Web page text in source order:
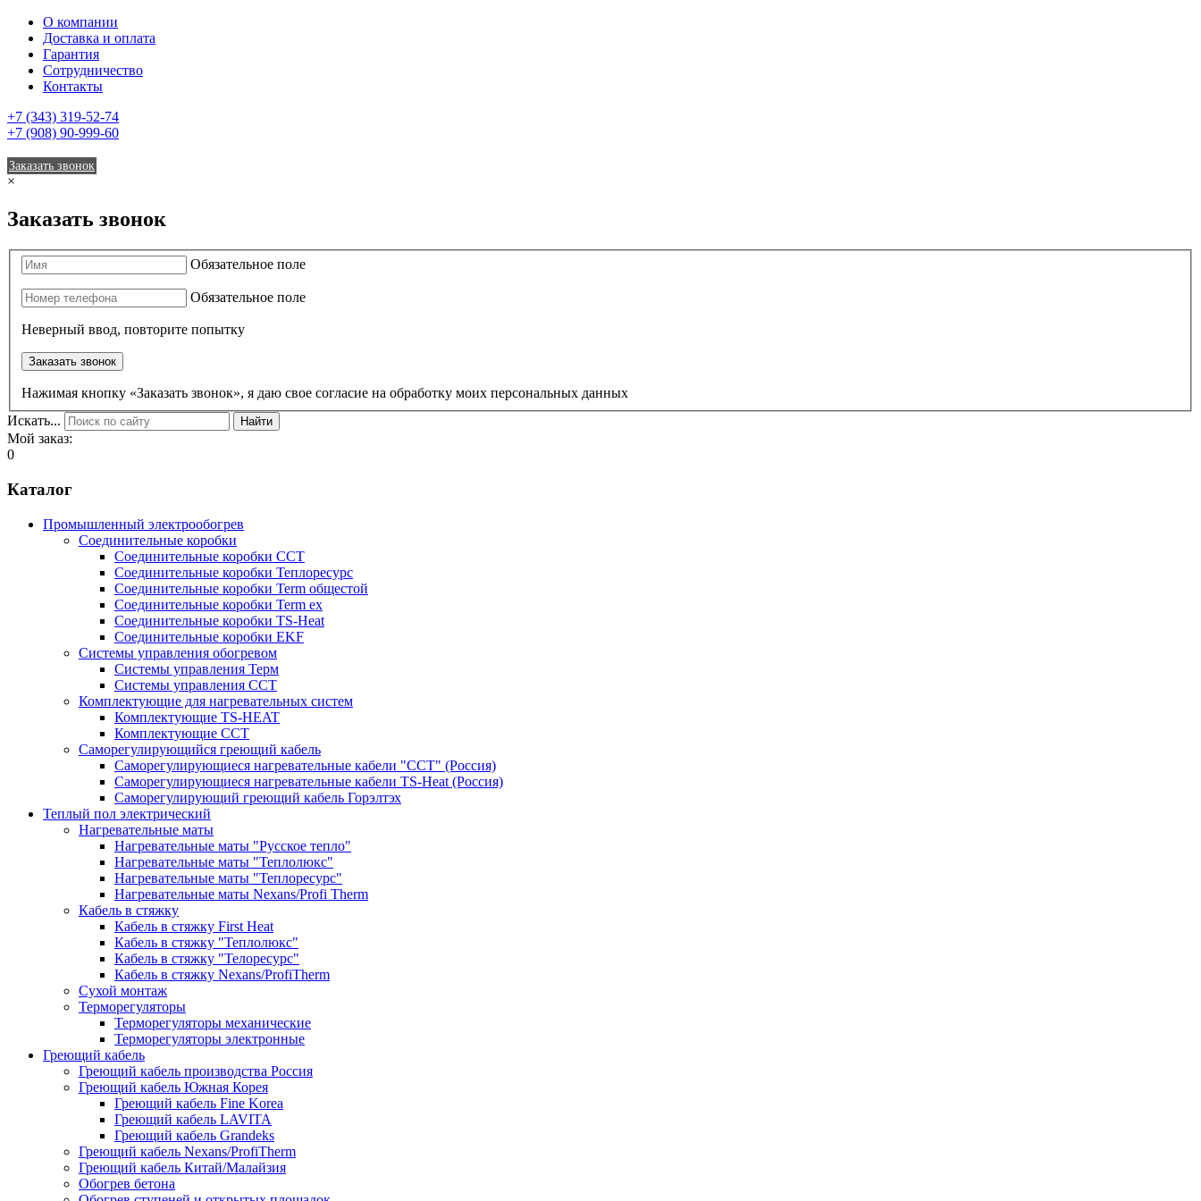
О компании
Доставка и оплата
Гарантия
Сотрудничество
Контакты
+7 (343) 319-52-74
+7 (908) 90-999-60
Заказать звонок
×
Заказать звонок
Обязательное поле
Обязательное поле
Неверный ввод, повторите попытку
Заказать звонок
Нажимая кнопку «Заказать звонок», я даю свое согласие на обработку моих персональных данных
Искать...
Найти
Мой заказ:
0
Каталог
Промышленный электрообогрев
Соединительные коробки
Соединительные коробки ССТ
Соединительные коробки Теплоресурс
Соединительные коробки Term общестой
Соединительные коробки Term ex
Соединительные коробки TS-Heat
Соединительные коробки EKF
Системы управления обогревом
Системы управления Терм
Системы управления ССТ
Комплектующие для нагревательных систем
Комплектующие TS-HEAT
Комплектующие ССТ
Саморегулирующийся греющий кабель
Саморегулирующиеся нагревательные кабели "ССТ" (Россия)
Саморегулирующиеся нагревательные кабели TS-Heat (Россия)
Саморегулирующий греющий кабель Горэлтэх
Теплый пол электрический
Нагревательные маты
Нагревательные маты "Русское тепло"
Нагревательные маты "Теплолюкс"
Нагревательные маты "Теплоресурс"
Нагревательные маты Nexans/Profi Therm
Кабель в стяжку
Кабель в стяжку First Heat
Кабель в стяжку "Теплолюкс"
Кабель в стяжку "Телоресурс"
Кабель в стяжку Nexans/ProfiTherm
Сухой монтаж
Терморегуляторы
Терморегуляторы механические
Терморегуляторы электронные
Греющий кабель
Греющий кабель производства Россия
Греющий кабель Южная Корея
Греющий кабель Fine Korea
Греющий кабель LAVITA
Греющий кабель Grandeks
Греющий кабель Nexans/ProfiTherm
Греющий кабель Китай/Малайзия
Обогрев бетона